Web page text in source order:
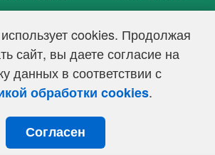
cookies. Продолжая
сайт, вы даете согласие на
данных в соответствии с
обработки cookies.
Согласен
2005 — 2026 г.
СМИ Эл № ФС 77-39848, выдано
по надзору в сфере связи,
и массовых коммуникаций